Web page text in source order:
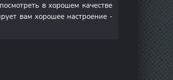
в хорошем качестве
вам хорошее настроение -